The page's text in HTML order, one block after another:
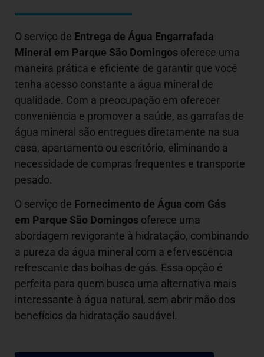
O serviço de Entrega de Água Engarrafada
Mineral em Parque São Domingos oferece uma
maneira prática e eficiente de garantir que você
tenha acesso constante a água mineral de
qualidade. Com a preocupação em oferecer
conveniência e promover a saúde, as garrafas de
água mineral são entregues diretamente na sua
casa, apartamento ou escritório, eliminando a
necessidade de compras frequentes e transporte
pesado.
O serviço de Fornecimento de Água com Gás
em Parque São Domingos oferece uma
abordagem revigorante à hidratação, combinando
a pureza da água mineral com a efervescência
refrescante das bolhas de gás. Essa opção é
perfeita para quem busca uma alternativa mais
interessante à água natural, sem abrir mão dos
benefícios da hidratação saudável.